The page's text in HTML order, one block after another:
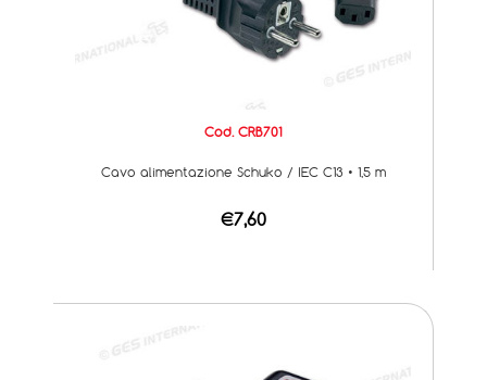
Cod. CRB701
Cavo alimentazione Schuko / IEC C13 • 1,5 m
€7,60